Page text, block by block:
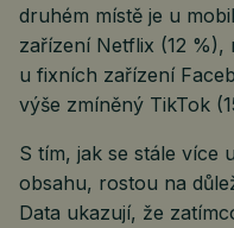
druhém místě je u
zařízení Netflix (12 %),
u fixních zařízení
výše zmíněný TikTok
S tím, jak se stále více
obsahu, rostou na
Data ukazují, že